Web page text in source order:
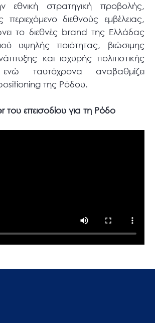
εθνική στρατηγική προβολής,
διεθνούς εμβέλειας,
το διεθνές brand της Ελλάδας
υψηλής ποιότητας, βιώσιμης
και ισχυρής πολιτιστικής
ταυτόχρονα αναβαθμίζει
της Ρόδου.
του επεισοδίου για τη Ρόδο